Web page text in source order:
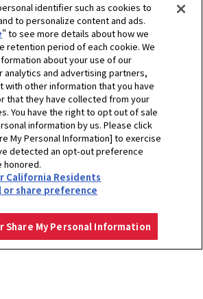
イン用アタッチメント・バインダー・自走自
製機 - コンバイン
ドル操作でラク
identifier such as cookies to
to personalize content and ads.
" to see more details about how we
retention period of each cookie. We
about your use of our
and advertising partners,
with other information that you have
that they have collected from your
You have the right to opt out of sale
information by us. Please click
My Personal Information] to exercise
detected an opt-out preference
honored.
California Residents
or share preference
Share My Personal Information